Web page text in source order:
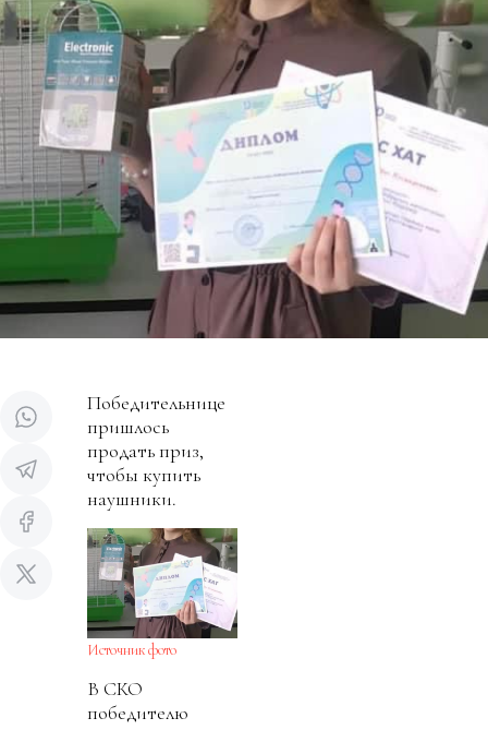
Победительнице
пришлось
продать приз,
чтобы купить
наушники.
Источник фото
В СКО
победителю